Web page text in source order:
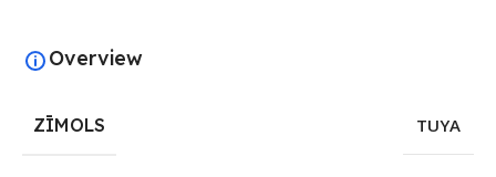
Overview
ZĪMOLS TUYA